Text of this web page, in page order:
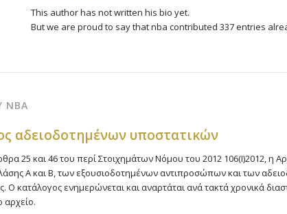
This author has not written his bio yet.
But we are proud to say thatnba contributed 337 entries
NBA
αδειοδοτημένων υποστατικών
25 και 46 του περί Στοιχημάτων Νόμου του 2012 106(Ι)2012, η
Α και Β, των εξουσιοδοτημένων αντιπροσώπων και των
Ο κατάλογος ενημερώνεται και αναρτάται ανά τακτά χρονικά
αρχείο.